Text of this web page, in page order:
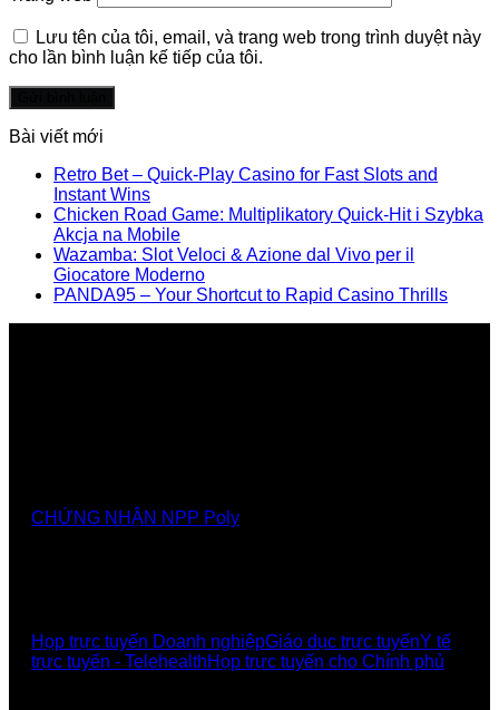
Lưu tên của tôi, email, và trang web trong trình duyệt này
cho lần bình luận kế tiếp của tôi.
Bài viết mới
Retro Bet – Quick‑Play Casino for Fast Slots and
Instant Wins
Chicken Road Game: Multiplikatory Quick‑Hit i Szybka
Akcja na Mobile
Wazamba: Slot Veloci & Azione dal Vivo per il
Giocatore Moderno
PANDA95 – Your Shortcut to Rapid Casino Thrills
CHỨNG NHẬN NPP Poly
Họp trực tuyến Doanh nghiệpGiáo dục trực tuyếnY tế
trực tuyến - TelehealthHọp trực tuyến cho Chính phủ